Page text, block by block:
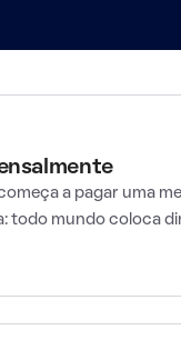
a pagar uma
todo mundo coloca